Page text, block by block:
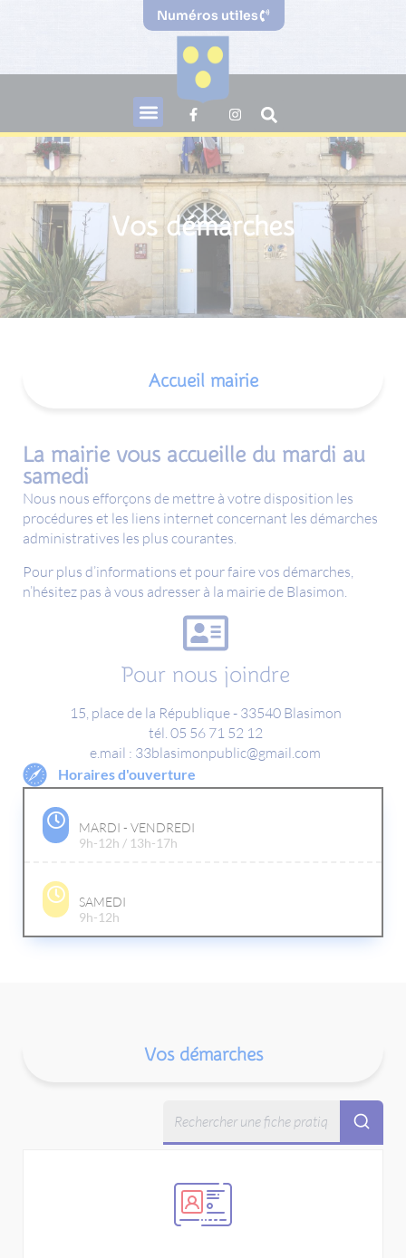
Numéros utiles
Vos démarches
Accueil mairie
La mairie vous accueille du mardi au
samedi
Nous nous efforçons de mettre à votre disposition les
procédures et les liens internet concernant les démarches
administratives les plus courantes.
Pour plus d’informations et pour faire vos démarches,
n’hésitez pas à vous adresser à la mairie de Blasimon.
Pour nous joindre
15, place de la République - 33540 Blasimon
tél. 05 56 71 52 12
e.mail : 33blasimonpublic@gmail.com
Horaires d'ouverture
MARDI - VENDREDI
9h-12h / 13h-17h
SAMEDI
9h-12h
Vos démarches